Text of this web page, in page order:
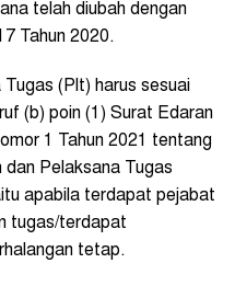
telah diubah dengan
Tahun 2020.
(Plt) harus sesuai
(b) poin (1) Surat Edaran
1 Tahun 2021 tentang
dan Pelaksana Tugas
apabila terdapat pejabat
tugas/terdapat
tetap.